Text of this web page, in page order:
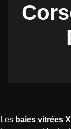
Les baies vitrées